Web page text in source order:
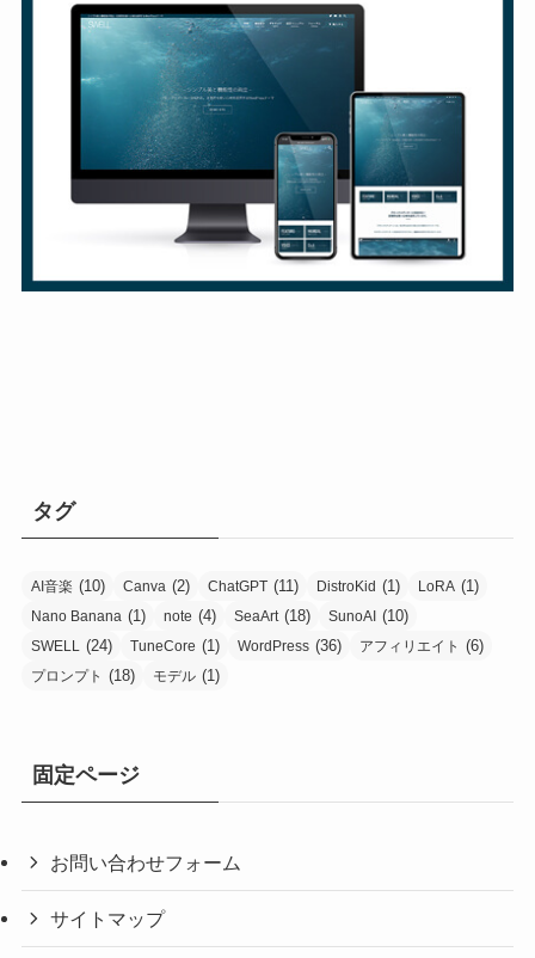
タグ
AI音楽 (10) Canva (2) ChatGPT (11) DistroKid (1) LoRA (1)
Nano Banana (1) note (4) SeaArt (18) SunoAI (10)
SWELL (24) TuneCore (1) WordPress (36) アフィリエイト (6)
プロンプト (18) モデル (1)
固定ページ
お問い合わせフォーム
サイトマップ